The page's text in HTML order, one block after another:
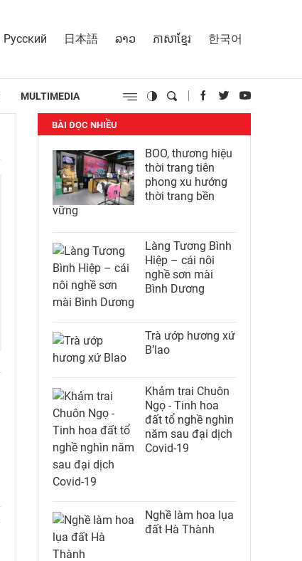
Русский 日本語 ລາວ ភាសាខ្មែរ 한국어
MULTIMEDIA
BÀI ĐỌC NHIỀU
BOO, thương hiệu
thời trang tiên
phong xu hướng
thời trang bền
vững
Làng Tương Bình
Hiệp – cái nôi
nghề sơn mài
Bình Dương
Trà ướp hương xứ
B’lao
Khảm trai Chuôn
Ngọ - Tinh hoa
đất tổ nghề nghìn
năm sau đại dịch
Covid-19
Nghề làm hoa lụa
đất Hà Thành